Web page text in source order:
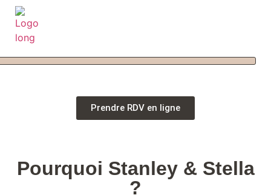
Prendre RDV en ligne
Pourquoi Stanley & Stella
?